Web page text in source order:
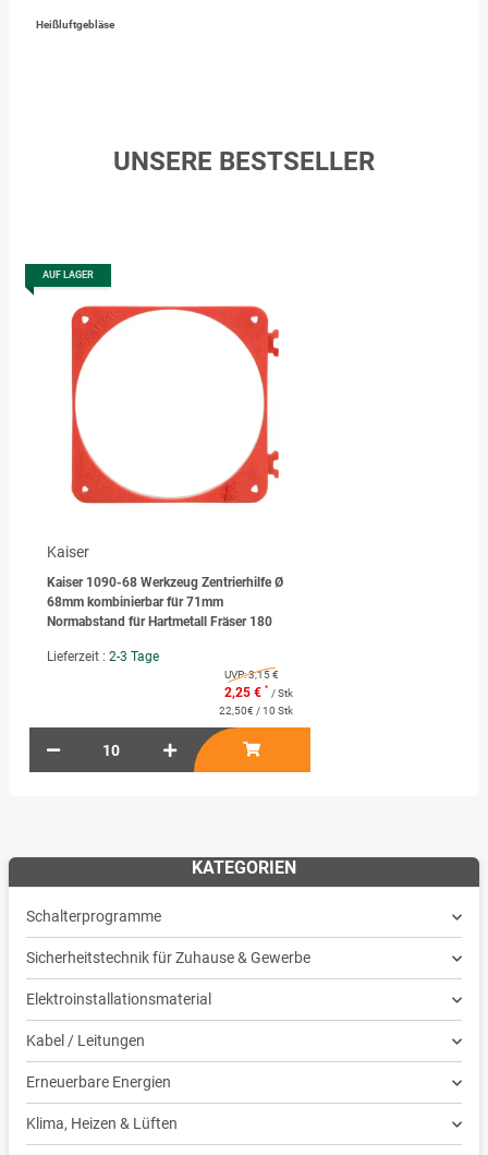
Heißluftgebläse
UNSERE BESTSELLER
AUF LAGER
Kaiser
Kaiser 1090-68 Werkzeug Zentrierhilfe Ø
68mm kombinierbar für 71mm
Normabstand für Hartmetall Fräser 180
Lieferzeit : 2-3 Tage
UVP:3,15 €
2,25 € * / Stk
22,50€ / 10 Stk
KATEGORIEN
Schalterprogramme
Sicherheitstechnik für Zuhause & Gewerbe
Elektroinstallationsmaterial
Kabel / Leitungen
Erneuerbare Energien
Klima, Heizen & Lüften